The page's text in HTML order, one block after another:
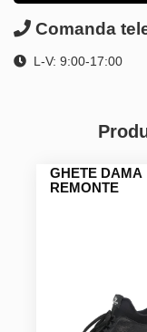
Comanda
L-V: 9:00-17:00
GHETE DAMA
REMONTE